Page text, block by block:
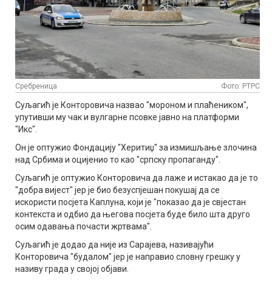
Сребреница Фото: РТРС
Суљагић је Конторовича назвао "мороном и плаћеником",
упутивши му чак и вулгарне псовке јавно на платформи
"Икс".
Он је оптужио Фондацију "Херитиџ" за измишљање злочина
над Србима и оцијенио то као "српску пропаганду".
Суљагић је оптужио Конторовича да лаже и истакао да је то
"добра вијест" јер је био безуспјешан покушај да се
искористи посјета Каплуна, који је "показао да је свјестан
контекста и одбио да његова посјета буде било шта друго
осим одавања почасти жртвама".
Суљагић је додао да није из Сарајева, називајући
Конторовича "будалом" јер је направио словну грешку у
називу града у својој објави.